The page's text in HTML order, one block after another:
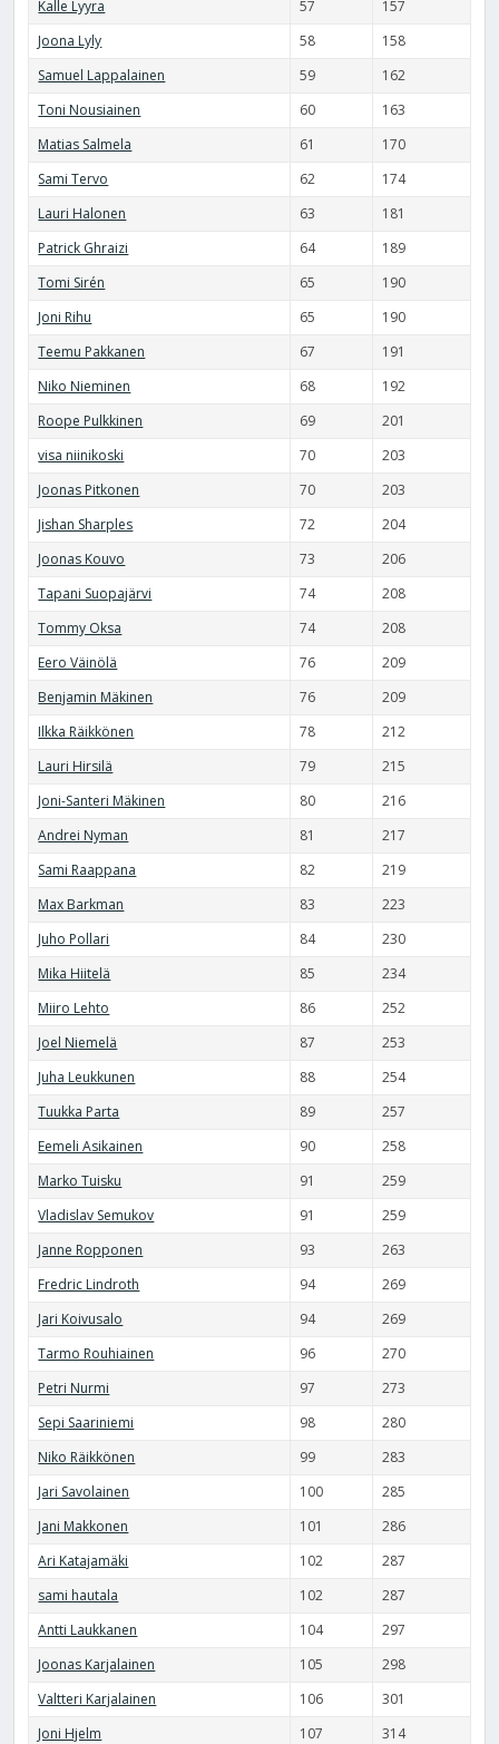
Kalle Lyyra 57
157
Joona Lyly
58
158
Samuel Lappalainen
59
162
Toni Nousiainen
60
163
Matias Salmela
61
170
Sami Tervo
62
174
Lauri Halonen
63
181
Patrick Ghraizi
64
189
Tomi Sirén
65
190
Joni Rihu
65
190
Teemu Pakkanen
67
191
Niko Nieminen
68
192
Roope Pulkkinen
69
201
visa niinikoski
70
203
Joonas Pitkonen
70
203
Jishan Sharples
72
204
Joonas Kouvo
73
206
Tapani Suopajärvi
74
208
Tommy Oksa
74
208
Eero Väinölä
76
209
Benjamin Mäkinen
76
209
Ilkka Räikkönen
78
212
Lauri Hirsilä
79
215
Joni-Santeri Mäkinen
80
216
Andrei Nyman
81
217
Sami Raappana
82
219
Max Barkman
83
223
Juho Pollari
84
230
Mika Hiitelä
85
234
Miiro Lehto
86
252
Joel Niemelä
87
253
Juha Leukkunen
88
254
Tuukka Parta
89
257
Eemeli Asikainen
90
258
Marko Tuisku
91
259
Vladislav Semukov
91
259
Janne Ropponen
93
263
Fredric Lindroth
94
269
Jari Koivusalo
94
269
Tarmo Rouhiainen
96
270
Petri Nurmi
97
273
Sepi Saariniemi
98
280
Niko Räikkönen
99
283
Jari Savolainen
100
285
Jani Makkonen
101
286
Ari Katajamäki
102
287
sami hautala
102
287
Antti Laukkanen
104
297
Joonas Karjalainen
105
298
Valtteri Karjalainen
106
301
Joni Hjelm
107
314